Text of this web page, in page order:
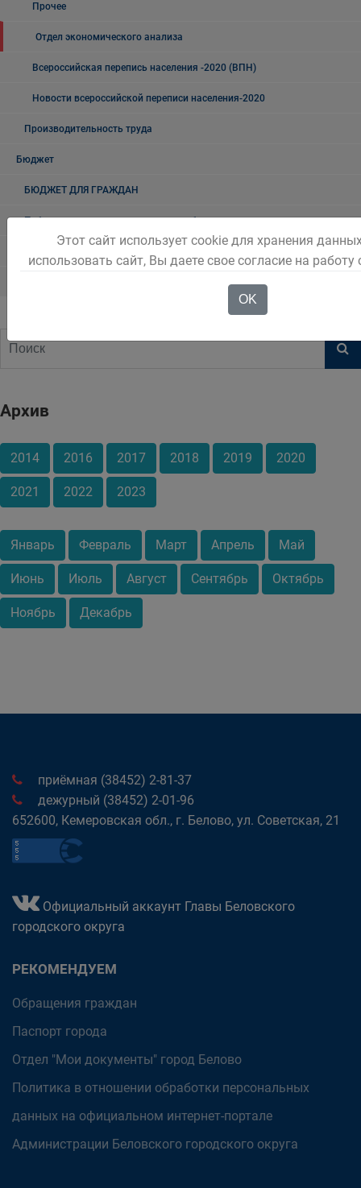
Прочее
Отдел экономического анализа
Всероссийская перепись населения -2020 (ВПН)
Новости всероссийской переписи населения-2020
Производительность труда
Бюджет
БЮДЖЕТ ДЛЯ ГРАЖДАН
Публичные слушания по принятию бюджета
Архив
2014 2016 2017 2018 2019 2020
2021 2022 2023
Январь Февраль Март Апрель Май
Июнь Июль Август Сентябрь Октябрь
Ноябрь Декабрь
приёмная (38452) 2-81-37
дежурный (38452) 2-01-96
652600, Кемеровская обл., г. Белово, ул. Советская, 21
Официальный аккаунт Главы Беловского
городского округа
РЕКОМЕНДУЕМ
Обращения граждан
Паспорт города
Отдел "Мои документы" город Белово
Политика в отношении обработки персональных
данных на официальном интернет-портале
Администрации Беловского городского округа
Этот сайт использует cookie для хранения
использовать сайт, Вы даете свое согласие на
OK